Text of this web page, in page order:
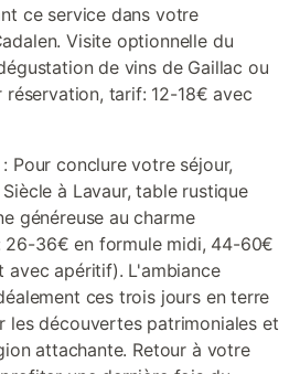
ce service dans votre
Visite optionnelle du
de vins de Gaillac ou
tarif: 12-18€ avec
Pour conclure votre séjour,
à Lavaur, table rustique
généreuse au charme
26-36€ en formule midi, 44-60€
avec apéritif). L'ambiance
ces trois jours en terre
les découvertes patrimoniales et
attachante. Retour à votre